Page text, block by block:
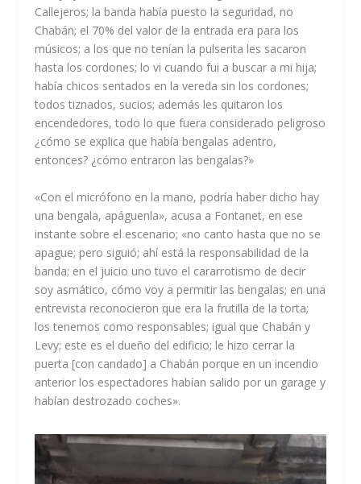
Callejeros; la banda había puesto la seguridad, no
Chabán; el 70% del valor de la entrada era para los
músicos; a los que no tenían la pulserita les sacaron
hasta los cordones; lo vi cuando fui a buscar a mi hija;
había chicos sentados en la vereda sin los cordones;
todos tiznados, sucios; además les quitaron los
encendedores, todo lo que fuera considerado peligroso
¿cómo se explica que había bengalas adentro,
entonces? ¿cómo entraron las bengalas?»
«Con el micrófono en la mano, podría haber dicho hay
una bengala, apáguenla», acusa a Fontanet, en ese
instante sobre el escenario; «no canto hasta que no se
apague; pero siguió; ahí está la responsabilidad de la
banda; en el juicio uno tuvo el cararrotismo de decir
soy asmático, cómo voy a permitir las bengalas; en una
entrevista reconocieron que era la frutilla de la torta;
los tenemos como responsables; igual que Chabán y
Levy; este es el dueño del edificio; le hizo cerrar la
puerta [con candado] a Chabán porque en un incendio
anterior los espectadores habían salido por un garage y
habían destrozado coches».